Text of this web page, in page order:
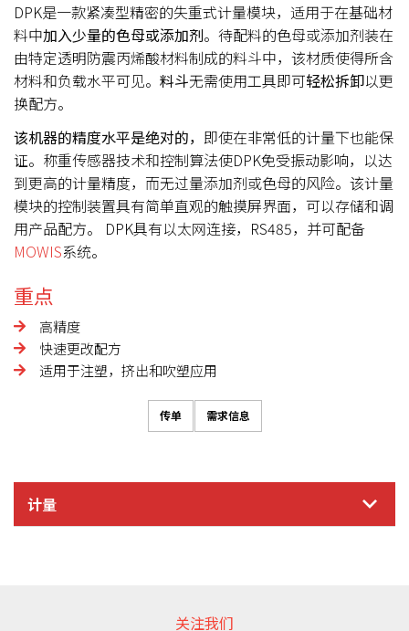
DPK是一款紧凑型精密的失重式计量模块，适用于在基础材
料中加入少量的色母或添加剂。待配料的色母或添加剂装在
由特定透明防震丙烯酸材料制成的料斗中，该材质使得所含
材料和负载水平可见。 料斗无需使用工具即可轻松拆卸以更
换配方。
该机器的精度水平是绝对的， 即使在非常低的计量下也能保
证。称重传感器技术和控制算法使DPK免受振动影响，以达
到更高的计量精度，而无过量添加剂或色母的风险。该计量
模块的控制装置具有简单直观的触摸屏界面，可以存储和调
用产品配方。 DPK具有以太网连接，RS485，并可配备
MOWIS系统。
重点
高精度
快速更改配方
适用于注塑，挤出和吹塑应用
传单 需求信息
计量
关注我们